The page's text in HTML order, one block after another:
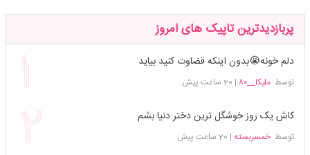
پربازدیدترین تاپیک های امروز
دلم خونه😭بدون اینکه قضاوت کنید بیاید
توسطملیکا__۸۰ | 20 ساعت پیش
کاش یک روز خوشگل ترین دختر دنیا بشم
توسطخمسربسته | 20 ساعت پیش